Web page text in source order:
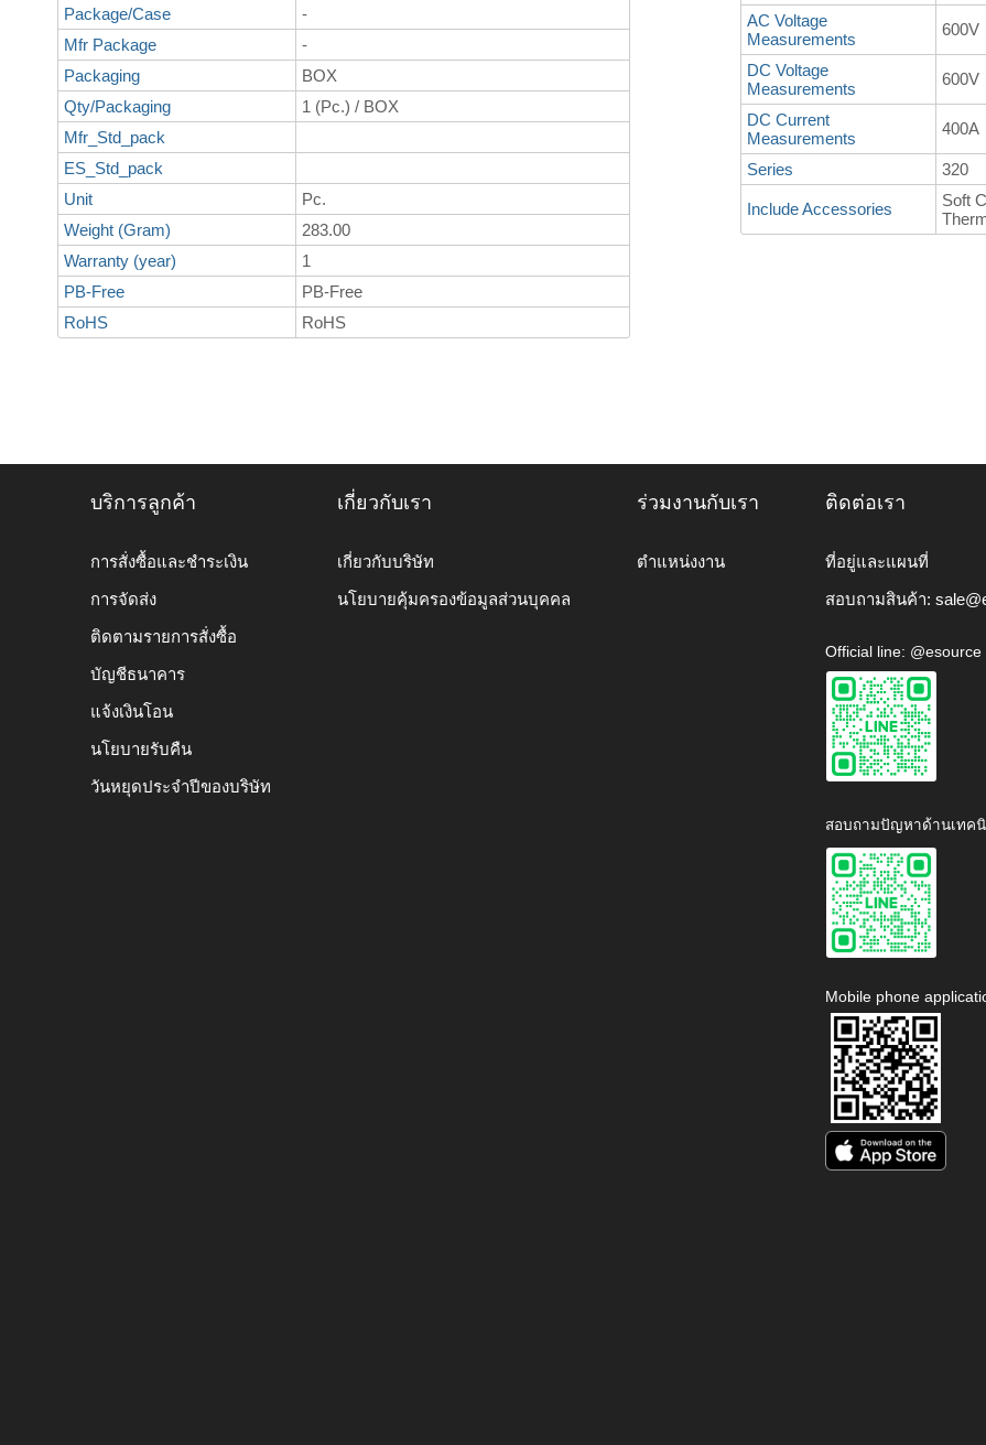
Package/Case
-
Mfr Package
-
Packaging
BOX
Qty/Packaging
1 (Pc.) / BOX
Mfr_Std_pack
ES_Std_pack
Unit
Pc.
Weight (Gram)
283.00
Warranty (year)
1
PB-Free
PB-Free
RoHS
RoHS
AC Voltage
Measurements
600V
DC Voltage
Measurements
600V
DC Current
Measurements
400A
Series 320
Include Accessories
Soft
บริการลูกค้า
การสั่งซื้อและชำระเงิน
การจัดส่ง
ติดตามรายการสั่งซื้อ
บัญชีธนาคาร
แจ้งเงินโอน
นโยบายรับคืน
วันหยุดประจำปีของบริษัท
เกี่ยวกับเรา
เกี่ยวกับบริษัท
นโยบายคุ้มครองข้อมูลส่วนบุคคล
ร่วมงานกับเรา
ตำแหน่งงาน
ติดต่อเรา
ที่อยู่และแผนที่
สอบถามสินค้า:
Official line: @esource
สอบถามปัญหาด้านเทค
Mobile phone